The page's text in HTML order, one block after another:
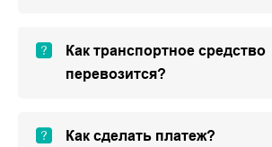
Как транспортное средство
перевозится?
Как сделать платеж?